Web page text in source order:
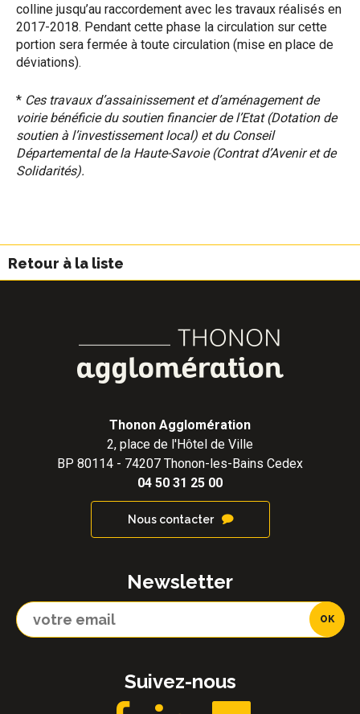
colline jusqu’au raccordement avec les travaux réalisés en
2017-2018. Pendant cette phase la circulation sur cette
portion sera fermée à toute circulation (mise en place de
déviations).
* Ces travaux d’assainissement et d’aménagement de
voirie bénéficie du soutien financier de l’Etat (Dotation de
soutien à l’investissement local) et du Conseil
Départemental de la Haute-Savoie (Contrat d’Avenir et de
Solidarités).
Retour à la liste
Thonon Agglomération
2, place de l'Hôtel de Ville
BP 80114 - 74207 Thonon-les-Bains Cedex
04 50 31 25 00
Nous contacter
Newsletter
Suivez-nous